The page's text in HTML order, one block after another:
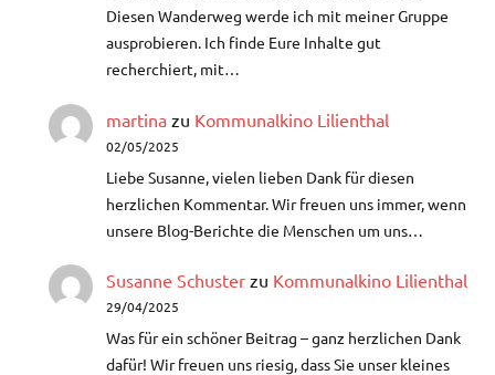
Diesen Wanderweg werde ich mit meiner Gruppe
ausprobieren. Ich finde Eure Inhalte gut
recherchiert, mit…
martina zu Kommunalkino Lilienthal
02/05/2025
Liebe Susanne, vielen lieben Dank für diesen
herzlichen Kommentar. Wir freuen uns immer, wenn
unsere Blog-Berichte die Menschen um uns…
Susanne Schuster zu Kommunalkino Lilienthal
29/04/2025
Was für ein schöner Beitrag – ganz herzlichen Dank
dafür!​ Wir freuen uns riesig, dass Sie unser kleines